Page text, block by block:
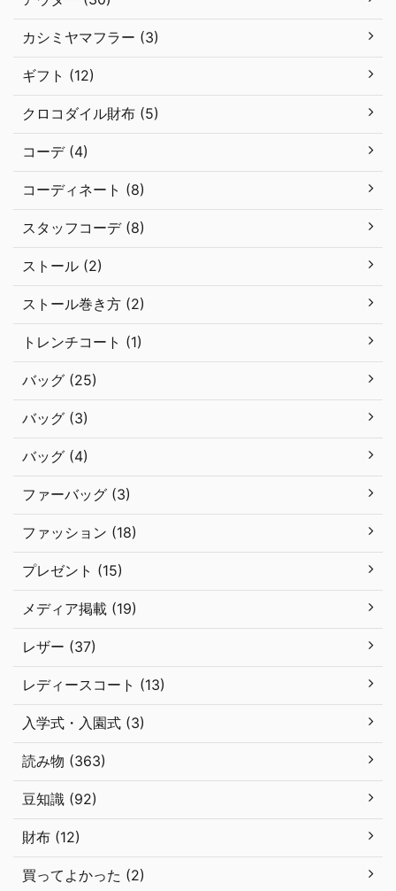
カシミヤマフラー (3)
ギフト (12)
クロコダイル財布 (5)
コーデ (4)
コーディネート (8)
スタッフコーデ (8)
ストール (2)
ストール巻き方 (2)
トレンチコート (1)
バッグ (25)
バッグ (3)
バッグ (4)
ファーバッグ (3)
ファッション (18)
プレゼント (15)
メディア掲載 (19)
レザー (37)
レディースコート (13)
入学式・入園式 (3)
読み物 (363)
豆知識 (92)
財布 (12)
買ってよかった (2)